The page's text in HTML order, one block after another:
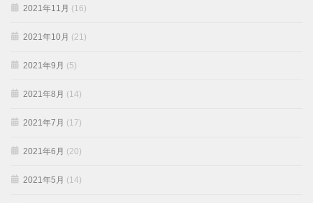
2021年11月 (16)
2021年10月 (21)
2021年9月 (5)
2021年8月 (14)
2021年7月 (17)
2021年6月 (20)
2021年5月 (14)